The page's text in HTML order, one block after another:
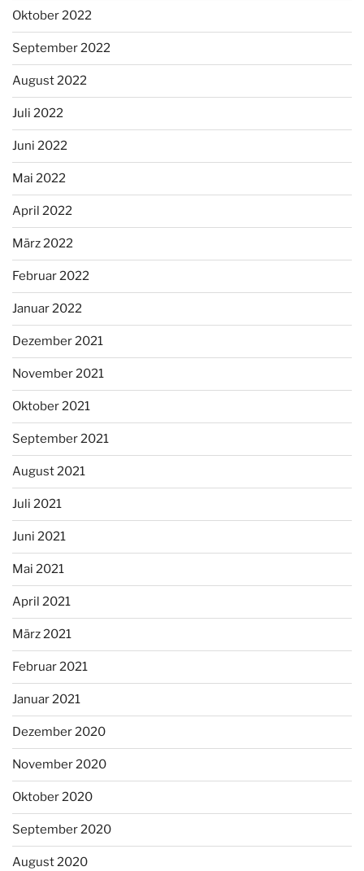
Oktober 2022
September 2022
August 2022
Juli 2022
Juni 2022
Mai 2022
April 2022
März 2022
Februar 2022
Januar 2022
Dezember 2021
November 2021
Oktober 2021
September 2021
August 2021
Juli 2021
Juni 2021
Mai 2021
April 2021
März 2021
Februar 2021
Januar 2021
Dezember 2020
November 2020
Oktober 2020
September 2020
August 2020